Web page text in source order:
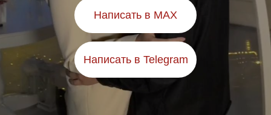
Написать в MAX
Написать в Telegram